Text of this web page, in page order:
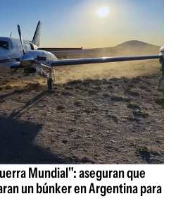
Mundial": aseguran que
un búnker en Argentina para